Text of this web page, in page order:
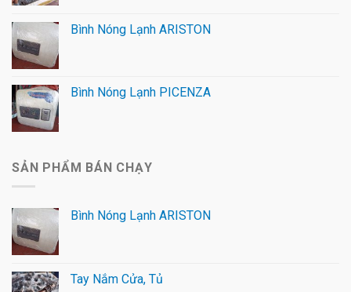
Bình Nóng Lạnh ARISTON
Bình Nóng Lạnh PICENZA
SẢN PHẨM BÁN CHẠY
Bình Nóng Lạnh ARISTON
Tay Nắm Cửa, Tủ